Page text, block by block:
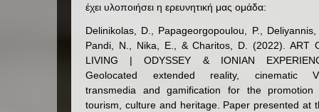
έχει υλοποιήσει η ερευνητική μας ομάδα:
Delinikolas, D., Papageorgopoulou, P.,
Pandi, N., Nika, E., & Charitos, D. (2022). ART
LIVING | ODYSSEY & IONIAN
Geolocated extended reality, cinematic
transmedia and gamification for the promotion
tourism, culture and heritage. Paper presented at